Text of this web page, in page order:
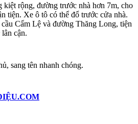
kiệt rộng, đường trước nhà hơn 7m, cho
tiện. Xe ô tô có thể đổ trước cửa nhà.
Cẩm Lệ và đường Thăng Long, tiện
cận.
sang tên nhanh chóng.